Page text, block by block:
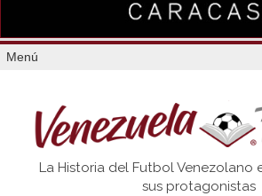
Menú
La Historia del Futbol Venezolano
sus protagonistas